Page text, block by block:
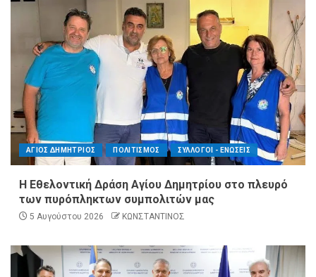
ΑΓΙΟΣ ΔΗΜΗΤΡΙΟΣ ΠΟΛΙΤΙΣΜΟΣ ΣΥΛΛΟΓΟΙ - ΕΝΩΣΕΙΣ
Η Εθελοντική Δράση Αγίου Δημητρίου στο πλευρό
των πυρόπληκτων συμπολιτών μας
5 Αυγούστου 2026 ΚΩΝΣΤΑΝΤΙΝΟΣ